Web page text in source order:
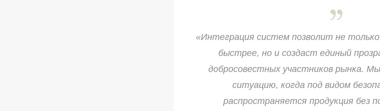
«Интеграция систем позволит не
быстрее, но и создаст единый
добросовестных участников рынка.
ситуацию, когда под видом
распространяется продукция без